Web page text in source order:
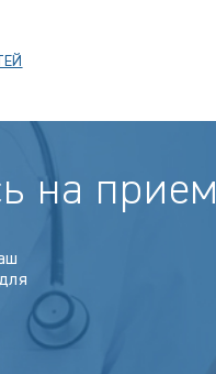
на прием